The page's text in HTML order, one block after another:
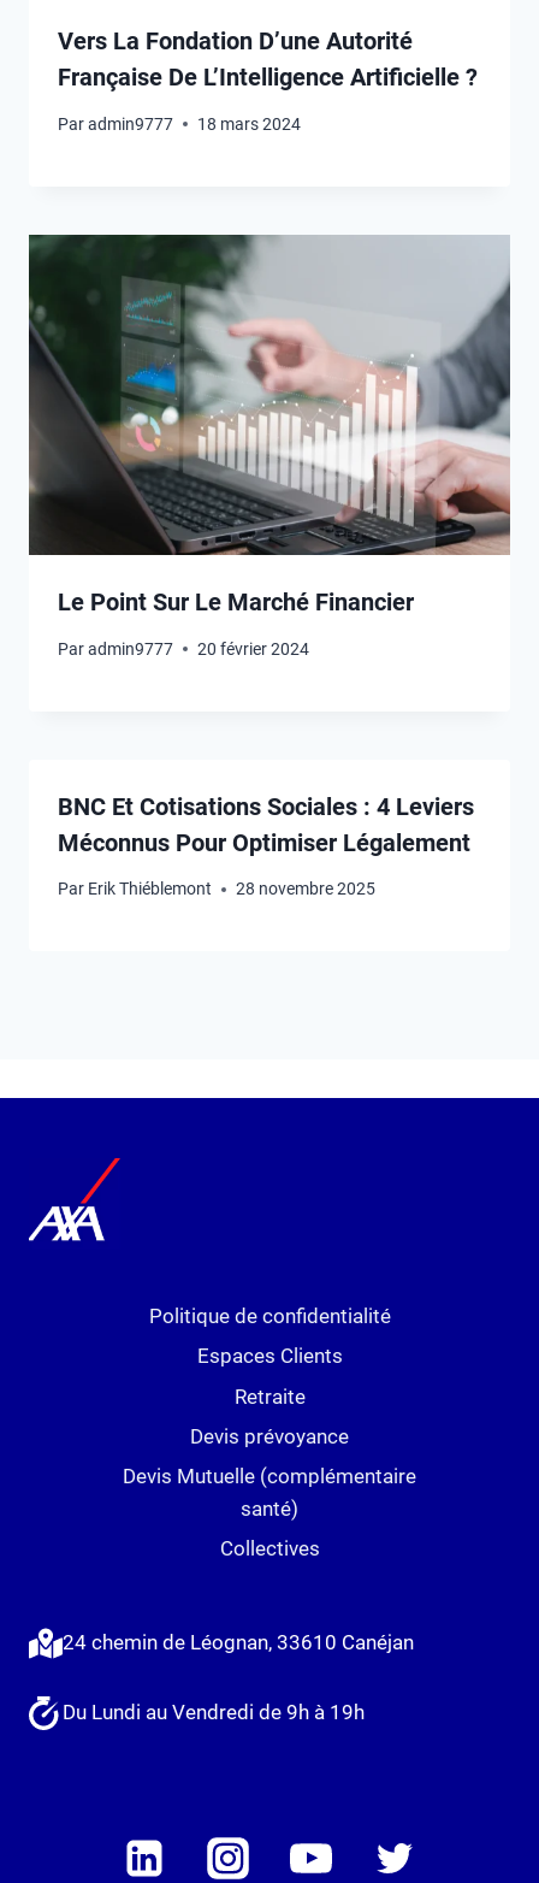
Vers La Fondation D’une Autorité
Française De L’Intelligence Artificielle ?
Paradmin9777 18 mars 2024
Le Point Sur Le Marché Financier
Paradmin9777 20 février 2024
BNC Et Cotisations Sociales : 4 Leviers
Méconnus Pour Optimiser Légalement
Par Erik Thiéblemont 28 novembre 2025
Politique de confidentialité
Espaces Clients
Retraite
Devis prévoyance
Devis Mutuelle (complémentaire
santé)
Collectives
24 chemin de Léognan, 33610 Canéjan
Du Lundi au Vendredi de 9h à 19h